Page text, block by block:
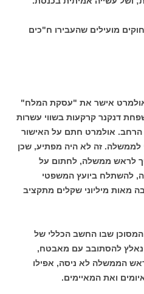
מועילים שהעבירו ח"כים
אישר את "עסקת המלח"
דנקנר קרקעות בשווי עשרות
הרחב. אולמרט חתם על האישור
לממשלה. זה לא היה מפתיע, שכן
לראש ממשלה, לחתום על
להשתלח ביועץ המשפטי
מאות מיליוני שקלים מתקציב
שבו החשב הכללי של
נאלץ להסתובב עם מאבטח,
הממשלה לא ניסה, אפילו
ואת המאיימים.